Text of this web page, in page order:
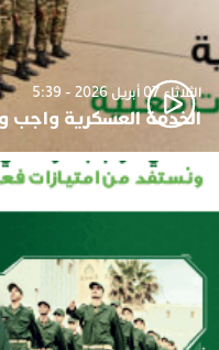
الثلاثاء 07 أبريل 2026 - 5:39
الخدمة العسكرية واجب